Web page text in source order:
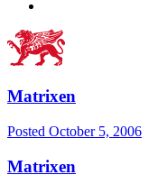
Matrixen
Posted October 5, 2006
Matrixen